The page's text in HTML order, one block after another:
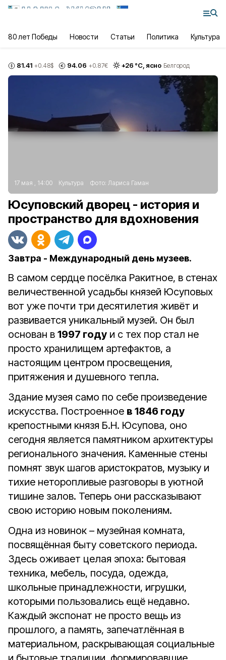
80 лет Победы Новости Статьи Политика Культура
81.41 +0.48$ 94.06 +0.87€ +26 °С, ясно Белгород
17 мая , 14:00 Культура Фото: Лариса Гаман
Юсуповский дворец - история и
пространство для вдохновения
Завтра - Международный день музеев.
В самом сердце посёлка Ракитное, в стенах
величественной усадьбы князей Юсуповых
вот уже почти три десятилетия живёт и
развивается уникальный музей. Он был
основан в 1997 году и с тех пор стал не
просто хранилищем артефактов, а
настоящим центром просвещения,
притяжения и душевного тепла.
Здание музея само по себе произведение
искусства. Построенное в 1846 году
крепостными князя Б.Н. Юсупова, оно
сегодня является памятником архитектуры
регионального значения. Каменные стены
помнят звук шагов аристократов, музыку и
тихие неторопливые разговоры в уютной
тишине залов. Теперь они рассказывают
свою историю новым поколениям.
Одна из новинок – музейная комната,
посвящённая быту советского периода.
Здесь оживает целая эпоха: бытовая
техника, мебель, посуда, одежда,
школьные принадлежности, игрушки,
которыми пользовались ещё недавно.
Каждый экспонат не просто вещь из
прошлого, а память, запечатлённая в
материальном, раскрывающая социальные